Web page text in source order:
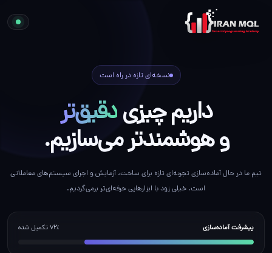
نسخه‌ای تازه در راه است
داریم چیزیدقیق‌تر
و هوشمندتر می‌سازیم.
تیم ما در حال آماده‌سازی تجربه‌ای تازه برای ساخت، آزمایش و اجرای سیستم‌های معاملاتی
است. خیلی زود با ابزارهایی حرفه‌ای‌تر برمی‌گردیم.
پیشرفت آماده‌سازی ۷۲٪ تکمیل شده